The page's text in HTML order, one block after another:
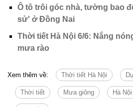
Ô tô trôi góc nhà, tường bao
sử' ở Đồng Nai
Thời tiết Hà Nội 6/6: Nắng
mưa rào
Xem thêm về: Thời tiết Hà Nội
Thời tiết Mưa giông Hà Nội